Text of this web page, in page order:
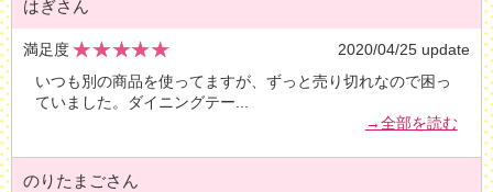
はぎさん
満足度
2020/04/25 update
いつも別の商品を使ってますが、ずっと売り切れなので困っ
ていました。ダイニングテー
→全部を読む
のりたまごさん